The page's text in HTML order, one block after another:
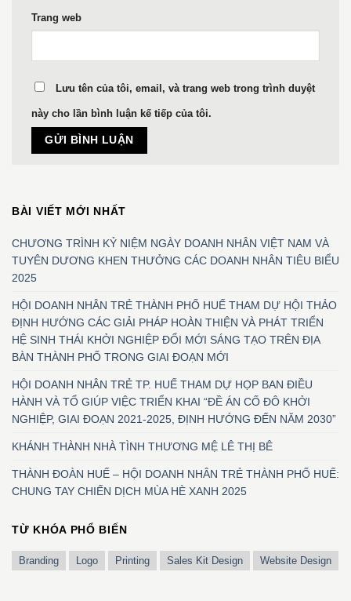
Trang web
Lưu tên của tôi, email, và trang web trong trình duyệt
này cho lần bình luận kế tiếp của tôi.
BÀI VIẾT MỚI NHẤT
CHƯƠNG TRÌNH KỶ NIỆM NGÀY DOANH NHÂN VIỆT NAM VÀ
TUYÊN DƯƠNG KHEN THƯỞNG CÁC DOANH NHÂN TIÊU BIỂU
2025
HỘI DOANH NHÂN TRẺ THÀNH PHỐ HUẾ THAM DỰ HỘI THẢO
ĐỊNH HƯỚNG CÁC GIẢI PHÁP HOÀN THIỆN VÀ PHÁT TRIỂN
HỆ SINH THÁI KHỞI NGHIỆP ĐỔI MỚI SÁNG TẠO TRÊN ĐỊA
BÀN THÀNH PHỐ TRONG GIAI ĐOẠN MỚI
HỘI DOANH NHÂN TRẺ TP. HUẾ THAM DỰ HỌP BAN ĐIỀU
HÀNH VÀ TỔ GIÚP VIỆC TRIỂN KHAI “ĐỀ ÁN CỐ ĐÔ KHỞI
NGHIỆP, GIAI ĐOẠN 2021-2025, ĐỊNH HƯỚNG ĐẾN NĂM 2030”
KHÁNH THÀNH NHÀ TÌNH THƯƠNG MỆ LÊ THỊ BÊ
THÀNH ĐOÀN HUẾ – HỘI DOANH NHÂN TRẺ THÀNH PHỐ HUẾ:
CHUNG TAY CHIẾN DỊCH MÙA HÈ XANH 2025
TỪ KHÓA PHỔ BIẾN
Branding Logo Printing Sales Kit Design Website Design